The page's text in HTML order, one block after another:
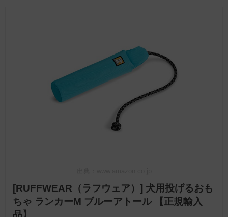
[RUFFWEAR（ラフウェア）] 犬用投げるおも
ちゃ ランカーM ブルーアトール 【正規輸入
品】